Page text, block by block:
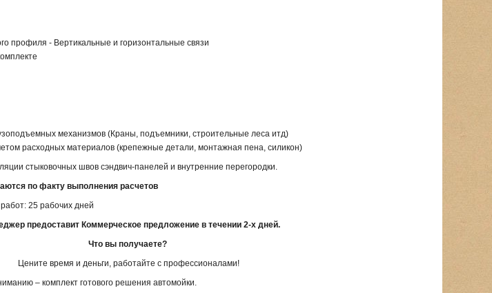
профиля - Вертикальные и горизонтальные связи
механизмов (Краны, подъемники, строительные леса итд)
расходных материалов (крепежные детали, монтажная пена, силикон)
стыковочных швов сэндвич-панелей и внутренние перегородки.
по факту выполнения расчетов
25 рабочих дней
предоставит Коммерческое предложение в течении 2-х дней.
Что вы получаете?
Цените время и деньги, работайте с профессионалами!
– комплект готового решения автомойки.